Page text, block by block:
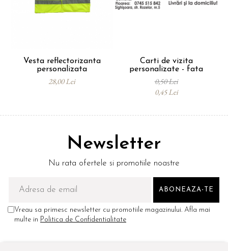
Vesta reflectorizanta
personalizata
28,00 Lei
Carti de vizita
personalizate - fata
0,50 Lei
0,45 Lei
Newsletter
Nu rata ofertele si promotiile noastre
Vreau sa primesc newsletter cu promotiile magazinului. Afla mai
multe in Politica de Confidentialitate